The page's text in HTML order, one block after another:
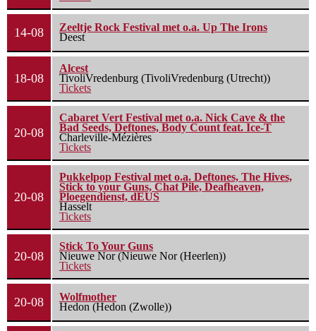
14-08
Zeeltje Rock Festival met o.a. Up The Irons
Deest
18-08
Alcest
TivoliVredenburg (TivoliVredenburg (Utrecht))
Tickets
20-08
Cabaret Vert Festival met o.a. Nick Cave & the
Bad Seeds, Deftones, Body Count feat. Ice-T
Charleville-Mézières
Tickets
20-08
Pukkelpop Festival met o.a. Deftones, The Hives,
Stick to your Guns, Chat Pile, Deafheaven,
Ploegendienst, dEUS
Hasselt
Tickets
20-08
Stick To Your Guns
Nieuwe Nor (Nieuwe Nor (Heerlen))
Tickets
20-08
Wolfmother
Hedon (Hedon (Zwolle))